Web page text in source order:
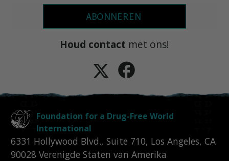
ABONNEREN
Houd contact met ons!
Foundation for a Drug-Free World
International
6331 Hollywood Blvd., Suite 710, Los Angeles, CA
90028 Verenigde Staten van Amerika